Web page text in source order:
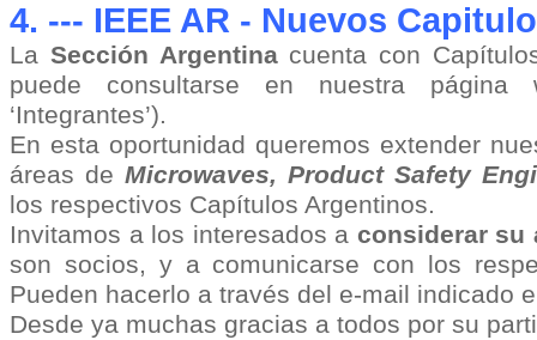
4. --- IEEE AR - Nuevos
La Sección Argentinacuenta con
puede consultarse en nuestra
‘Integrantes’).
En esta oportunidad queremos extender
áreas de Microwaves, Product Safety
los respectivos Capítulos Argentinos.
Invitamos a los interesados a considerar su
son socios, y a comunicarse con los
Pueden hacerlo a través del e-mail indicado
Desde ya muchas gracias a todos por su